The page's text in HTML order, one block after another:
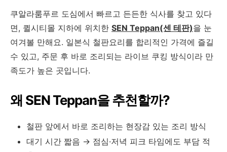
쿠알라룸푸르 도심에서 빠르고 든든한 식사를 찾고 있다
면, 퀼시티몰 지하에 위치한 SEN Teppan(센 테판)을 눈
여겨볼 만해요. 일본식 철판요리를 합리적인 가격에 즐길
수 있고, 주문 후 바로 조리되는 라이브 쿠킹 방식이라 만
족도가 높은 곳입니다.
왜 SEN Teppan을 추천할까?
철판 앞에서 바로 조리하는 현장감 있는 조리 방식
대기 시간 짧음 → 점심·저녁 피크 타임에도 부담 적